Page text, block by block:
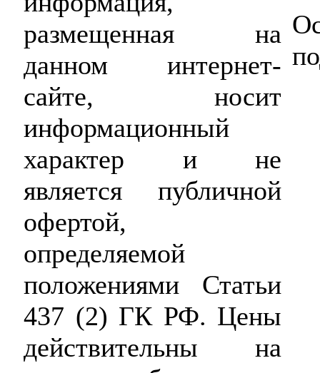
размещенная на
данном интернет-
сайте, носит
информационный
характер и не
является публичной
офертой,
определяемой
положениями Статьи
437 (2) ГК РФ. Цены
действительны на